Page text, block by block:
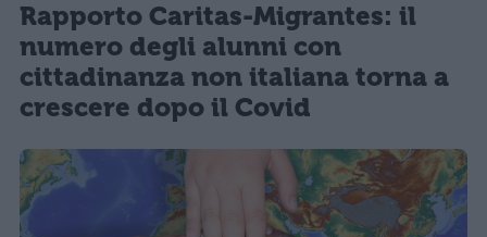
Rapporto Caritas-Migrantes: il
numero degli alunni con
cittadinanza non italiana torna a
crescere dopo il Covid